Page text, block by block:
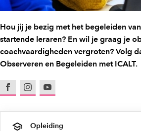
Hou jij je bezig met het begeleiden
startende leraren? En wil je graag je
coachvaardigheden vergroten? Volg
Observeren en Begeleiden met ICALT.
FacebookInstagramYoutube
Opleiding